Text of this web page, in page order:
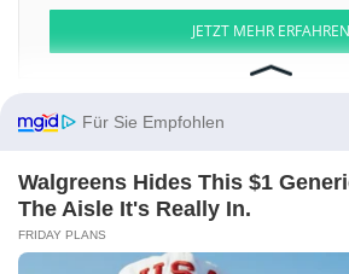
JETZT MEHR ERFAHREN
Aktien ATX DAX EuroStoxx 50 Dow Jones
S&P 500
New Destiny Mining ENBW Energie Baden-
Für Sie Empfohlen
Walgreens Hides This $1
The Aisle It's Really In.
FRIDAY PLANS